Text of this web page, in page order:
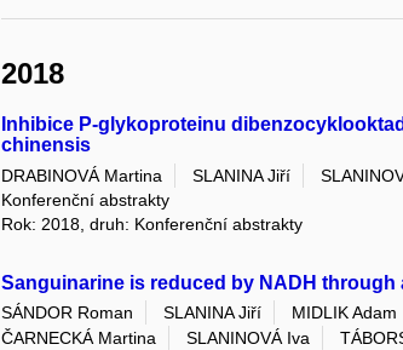
2018
Inhibice P-glykoproteinu
chinensis
DRABINOVÁ Martina SLANINA Jiří
Konferenční abstrakty
Rok: 2018, druh: Konferenční abstrakty
Sanguinarine is reduced by NADH through
SÁNDOR Roman SLANINA Jiří MIDLIK Adam
ČARNECKÁ Martina
SLANINOVÁ Iva